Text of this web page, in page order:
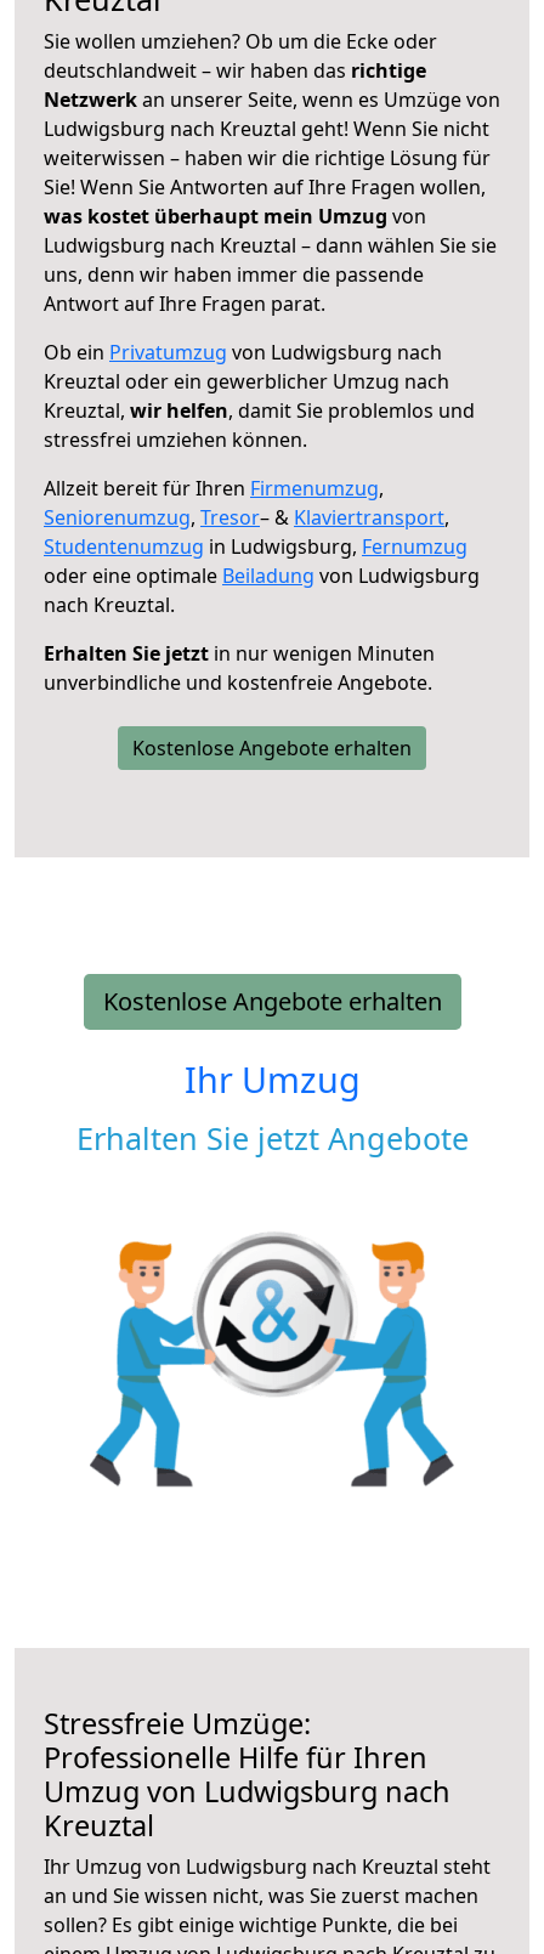
Sie wollen umziehen? Ob um die Ecke oder
deutschlandweit – wir haben das richtige
Netzwerkan unserer Seite, wenn es Umzüge von
Ludwigsburg nach Kreuztal geht! Wenn Sie nicht
weiterwissen – haben wir die richtige Lösung für
Sie! Wenn Sie Antworten auf Ihre Fragen wollen,
was kostet überhaupt mein Umzug von
Ludwigsburg nach Kreuztal – dann wählen Sie sie
uns, denn wir haben immer die passende
Antwort auf Ihre Fragen parat.
Ob ein Privatumzug von Ludwigsburg nach
Kreuztal oder ein gewerblicher Umzug nach
Kreuztal, wir helfen, damit Sie problemlos und
stressfrei umziehen können.
Allzeit bereit für Ihren Firmenumzug,
Seniorenumzug, Tresor– & Klaviertransport,
Studentenumzug in Ludwigsburg, Fernumzug
oder eine optimale Beiladung von Ludwigsburg
nach Kreuztal.
Erhalten Sie jetzt in nur wenigen Minuten
unverbindliche und kostenfreie Angebote.
Kostenlose Angebote erhalten
Kostenlose Angebote erhalten
Ihr Umzug
Erhalten Sie jetzt Angebote
Stressfreie Umzüge:
Professionelle Hilfe für Ihren
Umzug von Ludwigsburg nach
Kreuztal
Ihr Umzug von Ludwigsburg nach Kreuztal steht
an und Sie wissen nicht, was Sie zuerst machen
sollen? Es gibt einige wichtige Punkte, die bei